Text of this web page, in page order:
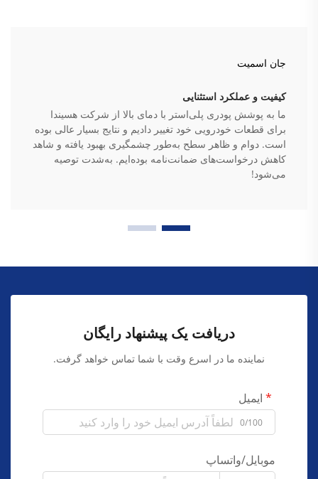
جان اسمیت
کیفیت و عملکرد استثنایی
ما به پوشش پودری پلی‌استر با دمای بالا از شرکت هسیندا
برای قطعات خودرویی خود تغییر دادیم و نتایج بسیار عالی بوده
است. دوام و ظاهر سطح به‌طور چشمگیری بهبود یافته و شاهد
کاهش درخواست‌های ضمانت‌نامه بوده‌ایم. به‌شدت توصیه
می‌شود!
دریافت یک پیشنهاد رایگان
نماینده ما در اسرع وقت با شما تماس خواهد گرفت.
ایمیل
0/100
موبایل/واتساپ